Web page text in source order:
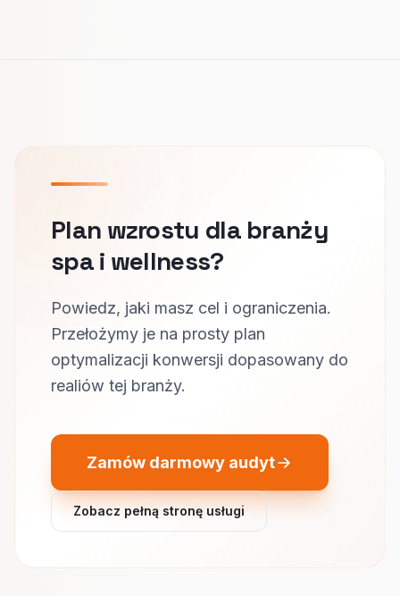
Plan wzrostu dla branży
spa i wellness?
Powiedz, jaki masz cel i ograniczenia.
Przełożymy je na prosty plan
optymalizacji konwersji dopasowany do
realiów tej branży.
Zamów darmowy audyt
Zobacz pełną stronę usługi